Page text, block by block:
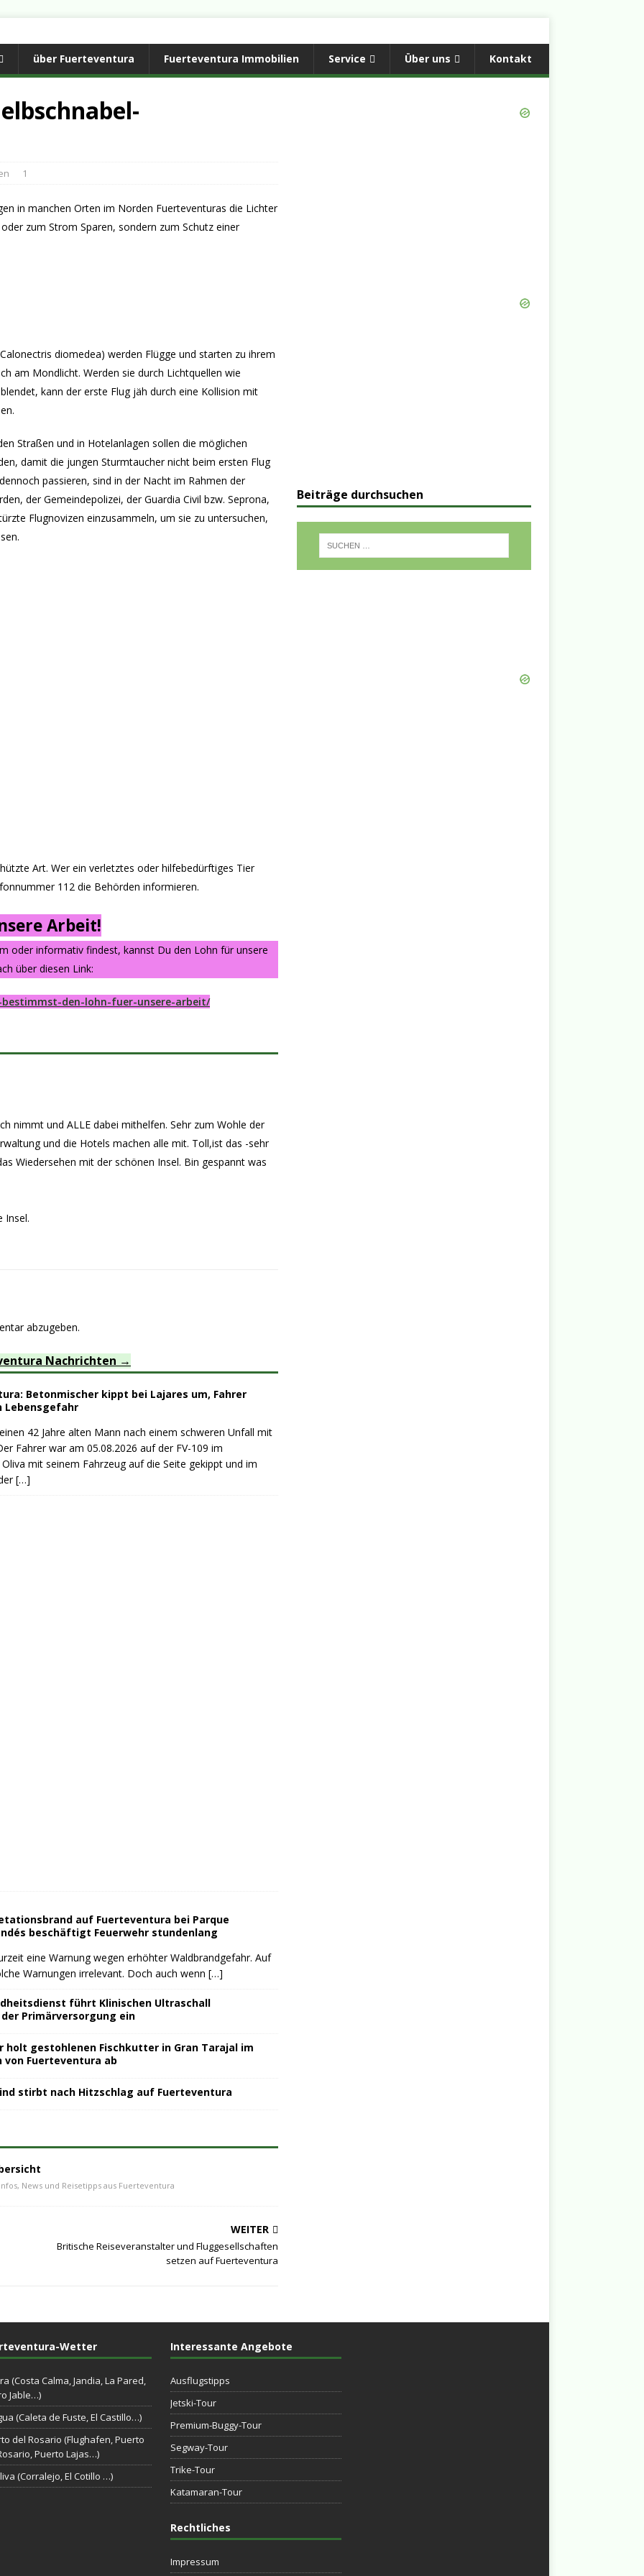
über Fuerteventura Fuerteventura Immobilien Service Über uns Kontakt
1
in manchen Orten im Norden Fuerteventuras die Lichter
zum Strom Sparen, sondern zum Schutz einer
diomedea) werden Flügge und starten zu ihrem
am Mondlicht. Werden sie durch Lichtquellen wie
kann der erste Flug jäh durch eine Kollision mit
Straßen und in Hotelanlagen sollen die möglichen
damit die jungen Sturmtaucher nicht beim ersten Flug
passieren, sind in der Nacht im Rahmen der
der Gemeindepolizei, der Guardia Civil bzw. Seprona,
Flugnovizen einzusammeln, um sie zu untersuchen,
Art. Wer ein verletztes oder hilfebedürftiges Tier
112 die Behörden informieren.
Arbeit!
oder informativ findest, kannst Du den Lohn für unsere
über diesen Link:
den-lohn-fuer-unsere-arbeit/
nimmt und ALLE dabei mithelfen. Sehr zum Wohle der
und die Hotels machen alle mit. Toll,ist das -sehr
Wiedersehen mit der schönen Insel. Bin gespannt was
Insel.
abzugeben.
Nachrichten
Betonmischer kippt bei Lajares um, Fahrer
Lebensgefahr
42 Jahre alten Mann nach einem schweren Unfall mit
Fahrer war am 05.08.2026 auf der FV-109 im
mit seinem Fahrzeug auf die Seite gekippt und im
[…]
auf Fuerteventura bei Parque
beschäftigt Feuerwehr stundenlang
eine Warnung wegen erhöhter Waldbrandgefahr. Auf
Warnungen irrelevant. Doch auch wenn […]
führt Klinischen Ultraschall
Primärversorgung ein
holt gestohlenen Fischkutter in Gran Tarajal im
von Fuerteventura ab
stirbt nach Hitzschlag auf Fuerteventura
News und Reisetipps aus Fuerteventura
WEITER
Britische Reiseveranstalter und Fluggesellschaften
setzen auf Fuerteventura
Beiträge durchsuchen
Wetter
(Costa Calma, Jandia, La Pared,
Jable…)
(Caleta de Fuste, El Castillo…)
del Rosario (Flughafen, Puerto
Puerto Lajas…)
(Corralejo, El Cotillo …)
Interessante Angebote
Ausflugstipps
Jetski-Tour
Premium-Buggy-Tour
Segway-Tour
Trike-Tour
Katamaran-Tour
Rechtliches
Impressum